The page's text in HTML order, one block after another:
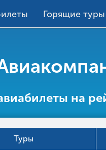
Горящие туры
на
Туры